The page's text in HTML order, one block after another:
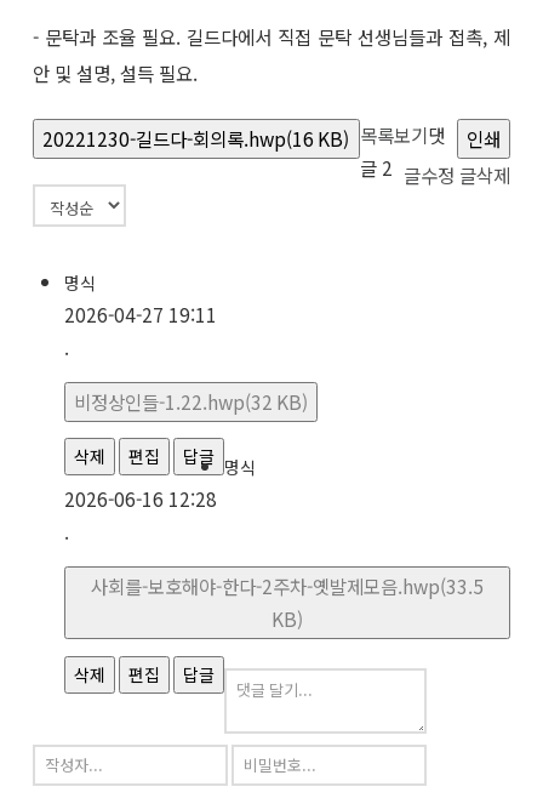
- 문탁과 조율 필요. 길드다에서 직접 문탁 선생님들과 접촉, 제
안 및 설명, 설득 필요.
20221230-길드다-회의록.hwp(16 KB) 인쇄
목록보기
글수정 글삭제
댓
글 2
명식
2026-04-27 19:11
.
비정상인들-1.22.hwp(32 KB)
삭제 편집 답글 명식
2026-06-16 12:28
.
사회를-보호해야-한다-2주차-옛발제모음.hwp(33.5
KB)
삭제 편집 답글